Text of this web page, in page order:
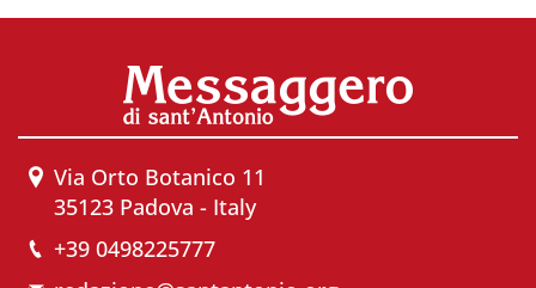
Via Orto Botanico 11
35123 Padova - Italy
+39 0498225777